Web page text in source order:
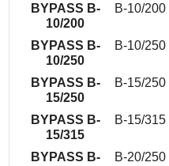
BYPASS B-
10/200
B-10/200
BYPASS B-
10/250
B-10/250
BYPASS B-
15/250
B-15/250
BYPASS B-
15/315
B-15/315
BYPASS B-
B-20/250